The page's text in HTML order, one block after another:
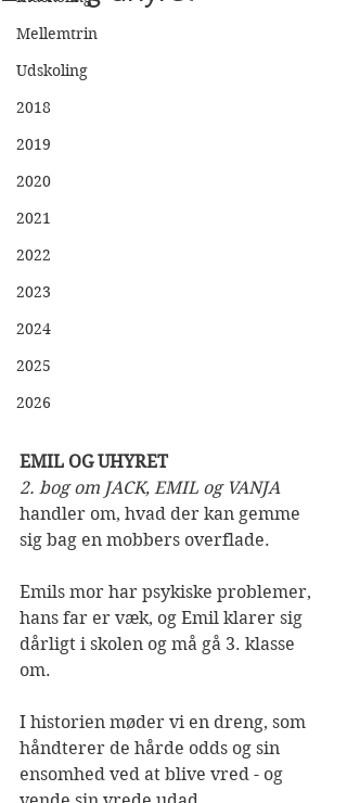
Mellemtrin
Udskoling
2018
2019
2020
2021
2022
2023
2024
2025
2026
EMIL OG UHYRET
2. bog om JACK, EMIL og VANJA
handler om, hvad der kan gemme
sig bag en mobbers overflade.
Emils mor har psykiske problemer,
hans far er væk, og Emil klarer sig
dårligt i skolen og må gå 3. klasse
om.
I historien møder vi en dreng, som
håndterer de hårde odds og sin
ensomhed ved at blive vred - og